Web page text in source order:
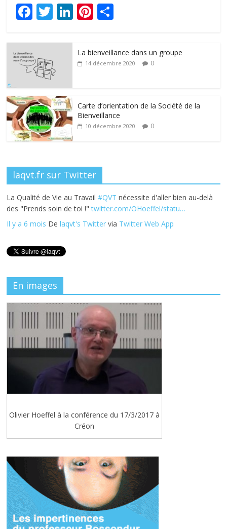
F
e
b
o
o
k
T
itt
er
Li
e
Pi
e g
La bienveillance dans un groupe
14 décembre 2020 0
Carte d’orientation de la Société de la
Bienveillance
10 décembre 2020 0
laqvt.fr sur Twitter
La Qualité de Vie au Travail#QVT nécessite d'aller bien au-delà
des "Prends soin de toi !"twitter.com/OHoeffel/statu…
Il y a 6 mois Delaqvt's Twitter via Twitter Web App
En images
Olivier Hoeffel à la conférence du 17/3/2017 à
Créon